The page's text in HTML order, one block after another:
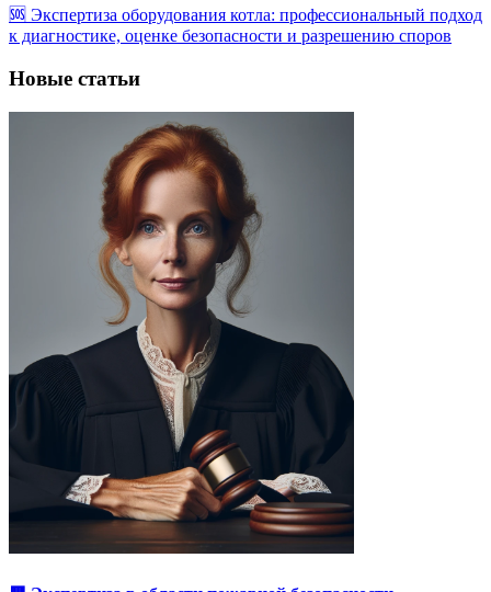
🆘 Экспертиза оборудования котла: профессиональный подход
к диагностике, оценке безопасности и разрешению споров
Новые статьи